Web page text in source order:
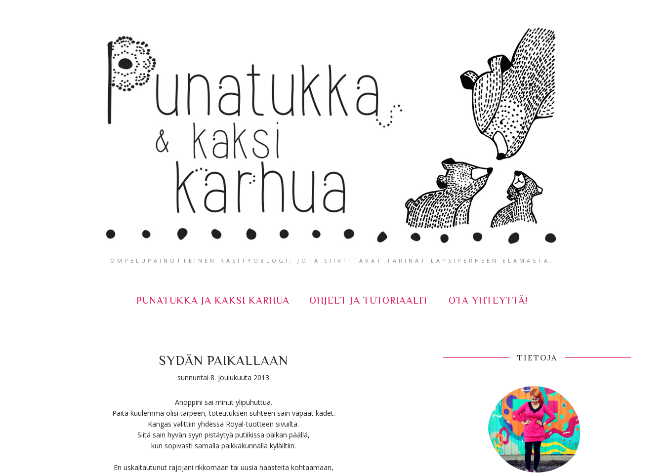
OMPELUPAINOTTEINEN KÄSITYÖBLOGI, JOTA SIIVITTÄVÄT TARINAT LAPSIPERHEEN ELÄMÄSTÄ.
PUNATUKKA JA KAKSI KARHUA OHJEET JA TUTORIAALIT OTA YHTEYTTÄ!
SYDÄN PAIKALLAAN
sunnuntai 8. joulukuuta 2013
Anoppini sai minut ylipuhuttua.
Paita kuulemma olisi tarpeen, toteutuksen suhteen sain vapaat kädet.
Kangas valittiin yhdessä Royal-tuotteen sivuilta.
Siitä sain hyvän syyn pistäytyä putiikissa paikan päällä,
kun sopivasti samalla paikkakunnalla kyläiltiin.
En uskaltautunut rajojani rikkomaan tai uusia haasteita kohtaamaan,
TIETOJA